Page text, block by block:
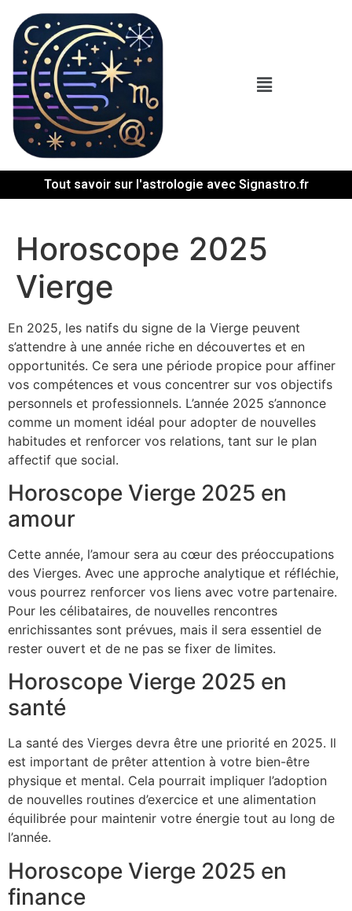
Tout savoir sur l'astrologie avec Signastro.fr
Horoscope 2025
Vierge
En 2025, les natifs du signe de la Vierge peuvent
s’attendre à une année riche en découvertes et en
opportunités. Ce sera une période propice pour affiner
vos compétences et vous concentrer sur vos objectifs
personnels et professionnels. L’année 2025 s’annonce
comme un moment idéal pour adopter de nouvelles
habitudes et renforcer vos relations, tant sur le plan
affectif que social.
Horoscope Vierge 2025 en
amour
Cette année, l’amour sera au cœur des préoccupations
des Vierges. Avec une approche analytique et réfléchie,
vous pourrez renforcer vos liens avec votre partenaire.
Pour les célibataires, de nouvelles rencontres
enrichissantes sont prévues, mais il sera essentiel de
rester ouvert et de ne pas se fixer de limites.
Horoscope Vierge 2025 en
santé
La santé des Vierges devra être une priorité en 2025. Il
est important de prêter attention à votre bien-être
physique et mental. Cela pourrait impliquer l’adoption
de nouvelles routines d’exercice et une alimentation
équilibrée pour maintenir votre énergie tout au long de
l’année.
Horoscope Vierge 2025 en
finance